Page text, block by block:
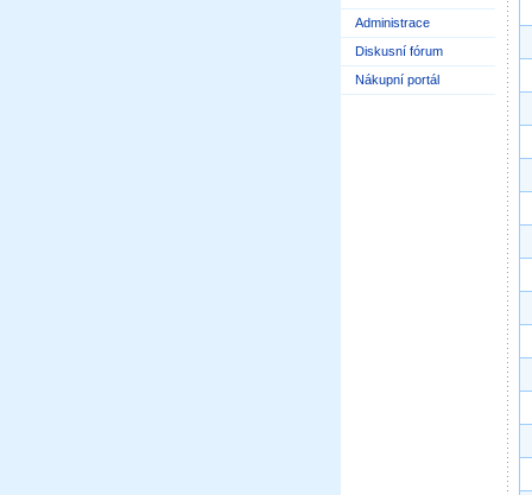
Administrace
Diskusní fórum
Nákupní portál